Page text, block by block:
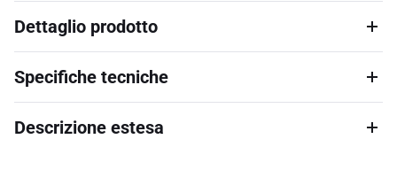
Dettaglio prodotto
Specifiche tecniche
Descrizione estesa